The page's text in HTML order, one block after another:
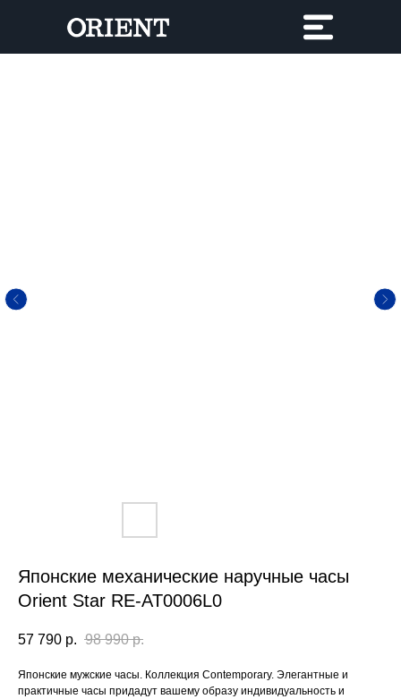
Японские механические наручные часы
Orient Star RE-AT0006L0
57 790 р. 98 990 р.
Японские мужские часы. Коллекция Contemporary. Элегантные и
практичные часы придадут вашему образу индивидуальность и